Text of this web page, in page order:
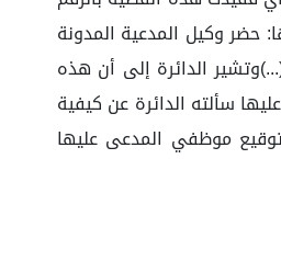
وباشرت نظرها على النحو المثبت بمحاضر الضبط.، حيثُ عُقِد لها جلسة عبر الاتصال المرئي في ١٥/٨/١٤٤٤هـ وفيها: حضر وكيل المدعية المدونة
رقم: (...)وتشير الدائرة إلى أن هذه
سألته الدائرة عن كيفية
موظفي المدعى عليها